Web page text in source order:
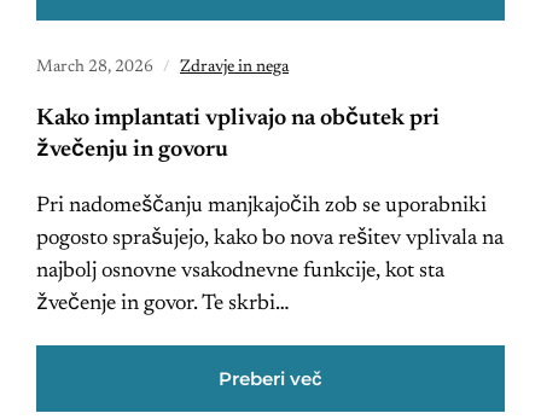
March 28, 2026 Zdravje in nega
Kako implantati vplivajo na občutek pri
žvečenju in govoru
Pri nadomeščanju manjkajočih zob se uporabniki
pogosto sprašujejo, kako bo nova rešitev vplivala na
najbolj osnovne vsakodnevne funkcije, kot sta
žvečenje in govor. Te skrbi…
Preberi več